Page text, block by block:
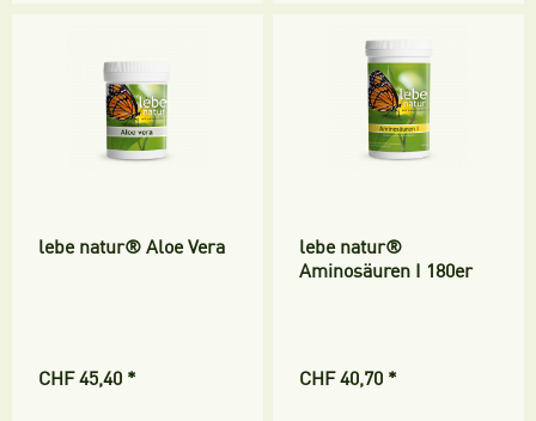
lebe natur® Aloe Vera
CHF 45,40 *
lebe natur®
Aminosäuren I 180er
CHF 40,70 *